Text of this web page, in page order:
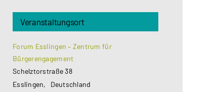
Veranstaltungsort
Forum Esslingen – Zentrum für
Bürgerengagement
Schelztorstraße 38
Esslingen,
Deutschland